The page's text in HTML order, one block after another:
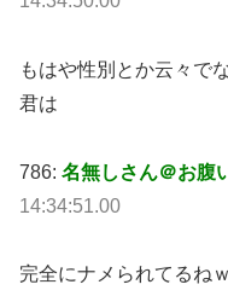
もはや性別とか云々で
君は
786: 名無しさん＠お腹
14:34:51.00
完全にナメられてるね